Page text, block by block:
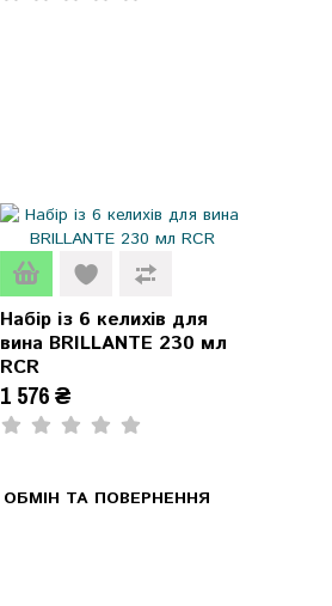
Набір із 6 келихів для
вина BRILLANTE 230 мл
RCR
1 576 ₴
ОБМІН ТА ПОВЕРНЕННЯ